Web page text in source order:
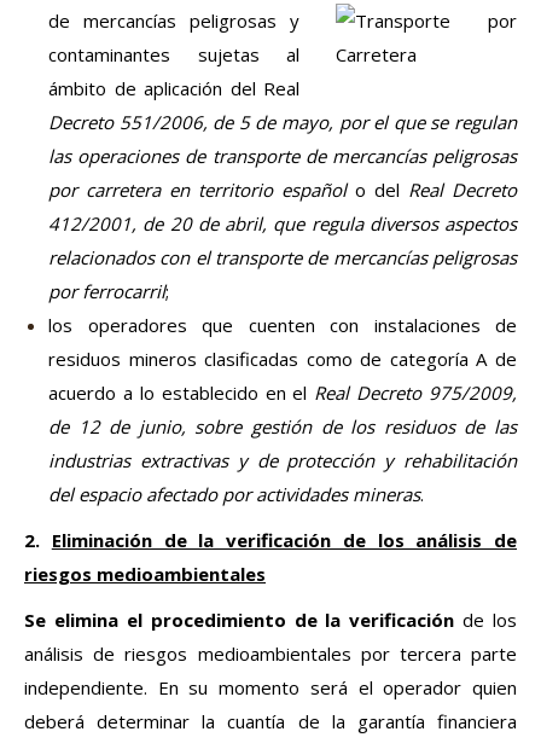
de mercancías peligrosas y
contaminantes sujetas al
ámbito de aplicación del Real
Decreto 551/2006, de 5 de mayo, por el que se regulan
las operaciones de transporte de mercancías peligrosas
por carretera en territorio españolo del Real Decreto
412/2001, de 20 de abril, que regula diversos aspectos
relacionados con el transporte de mercancías peligrosas
por ferrocarril;
los operadores que cuenten con instalaciones de
residuos mineros clasificadas como de categoría A de
acuerdo a lo establecido en el Real Decreto 975/2009,
de 12 de junio, sobre gestión de los residuos de las
industrias extractivas y de protección y rehabilitación
del espacio afectado por actividades mineras.
2. Eliminación de la verificación de los análisis de
riesgos medioambientales
Se elimina el procedimiento de la verificación de los
análisis de riesgos medioambientales por tercera parte
independiente. En su momento será el operador quien
deberá determinar la cuantía de la garantía financiera